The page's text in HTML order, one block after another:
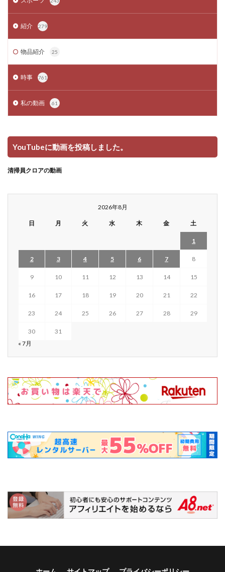
紹介 279
物品紹介 25
時事 761
私の動画 61
YouTubeに動画を投稿しました。
清掃員クロアの動画
2026年8月
日 月 火 水 木 金 土
1
2 3 4 5 6 7 8
9 10 11 12 13 14 15
16 17 18 19 20 21 22
23 24 25 26 27 28 29
30
31
« 7月